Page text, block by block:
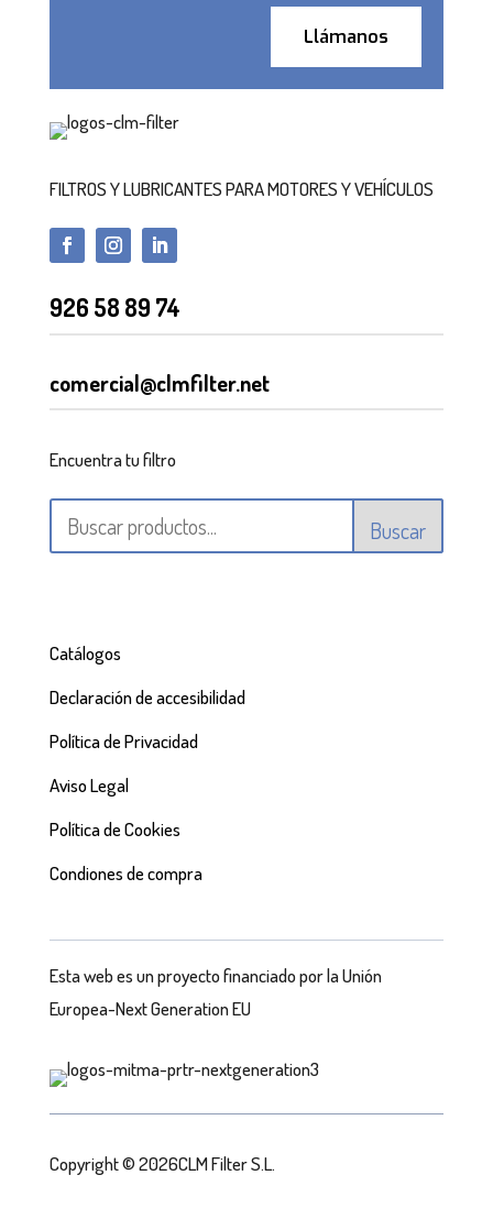
Llámanos
FILTROS Y LUBRICANTES PARA MOTORES Y VEHÍCULOS
926 58 89 74
comercial@clmfilter.net
Encuentra tu filtro
Buscar
Catálogos
Declaración de accesibilidad
Política de Privacidad
Aviso Legal
Política de Cookies
Condiones de compra
Esta web es un proyecto financiado por la Unión
Europea-Next Generation EU
Copyright © 2026CLM Filter S.L.